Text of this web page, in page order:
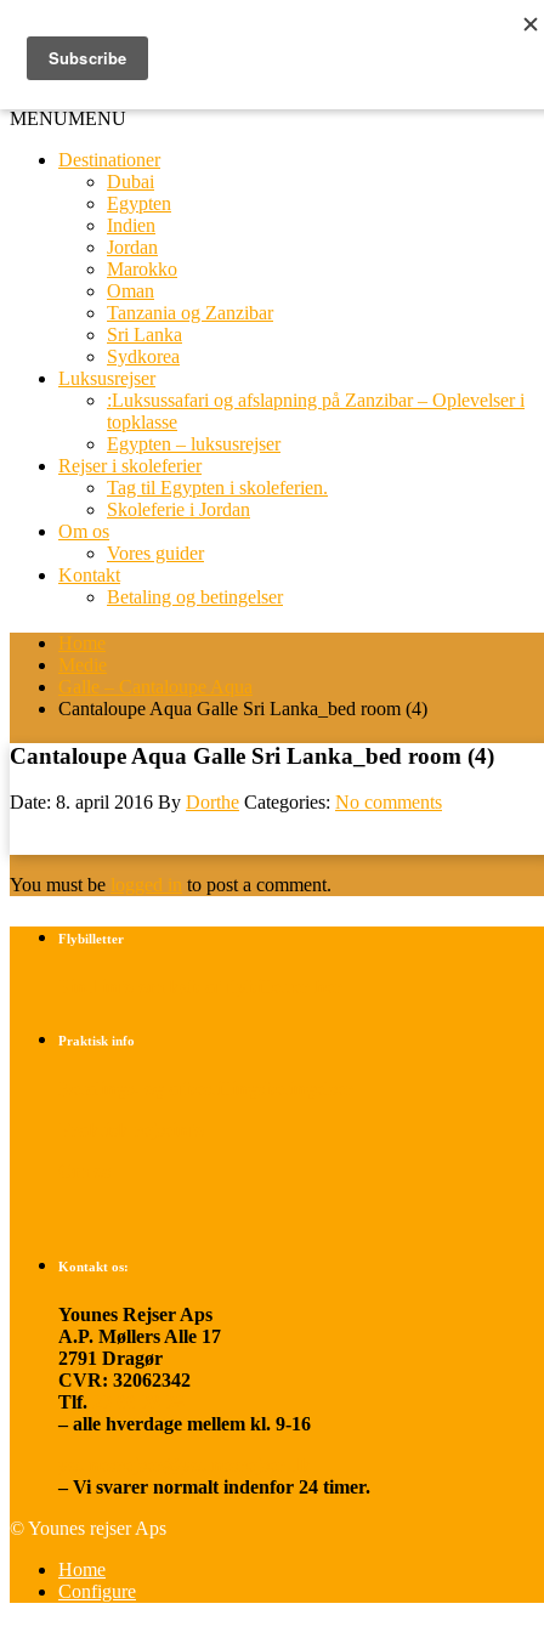
MENUMENU
Destinationer
Dubai
Egypten
Indien
Jordan
Marokko
Oman
Tanzania og Zanzibar
Sri Lanka
Sydkorea
Luksusrejser
:Luksussafari og afslapning på Zanzibar – Oplevelser i
topklasse
Egypten – luksusrejser
Rejser i skoleferier
Tag til Egypten i skoleferien.
Skoleferie i Jordan
Om os
Vores guider
Kontakt
Betaling og betingelser
Home
Medie
Galle – Cantaloupe Aqua
Cantaloupe Aqua Galle Sri Lanka_bed room (4)
Cantaloupe Aqua Galle Sri Lanka_bed room (4)
Date: 8. april 2016 By Dorthe Categories: No comments
You must be logged in to post a comment.
Flybilletter
Praktisk info
Kontakt os:
Younes Rejser Aps
A.P. Møllers Alle 17
2791 Dragør
CVR: 32062342
Tlf.
– alle hverdage mellem kl. 9-16
– Vi svarer normalt indenfor 24 timer.
© Younes rejser Aps
Home
Configure